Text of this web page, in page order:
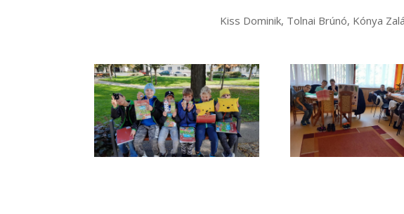
Kiss Dominik, Tolnai Brúnó, Kónya